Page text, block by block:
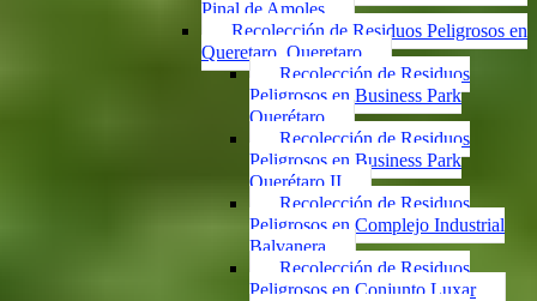
Pinal de Amoles
Recolección de Residuos Peligrosos en
Queretaro, Queretaro
Recolección de Residuos
Peligrosos en Business Park
Querétaro
Recolección de Residuos
Peligrosos en Business Park
Querétaro II
Recolección de Residuos
Peligrosos en Complejo Industrial
Balvanera
Recolección de Residuos
Peligrosos en Conjunto Luxar